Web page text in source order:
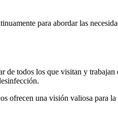
para abordar las
todos los que visitan y trabajan
ofrecen una visión valiosa para la